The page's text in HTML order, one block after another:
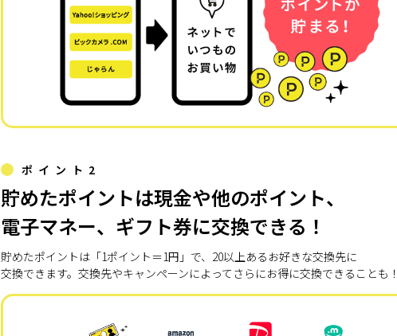
ポイント2
貯めたポイントは現金や他のポイント、
電子マネー、ギフト券に交換できる！
貯めたポイントは「1ポイント＝1円」で、20以上あるお好きな交換先に
交換できます。交換先やキャンペーンによってさらにお得に交換できることも